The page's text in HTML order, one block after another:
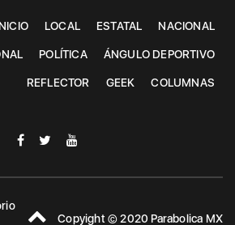
LOCAL ESTATAL NACIONAL
POLÍTICA ÁNGULO DEPORTIVO
REFLECTOR GEEK COLUMNAS
Copyight © 2020 Parabolica MX